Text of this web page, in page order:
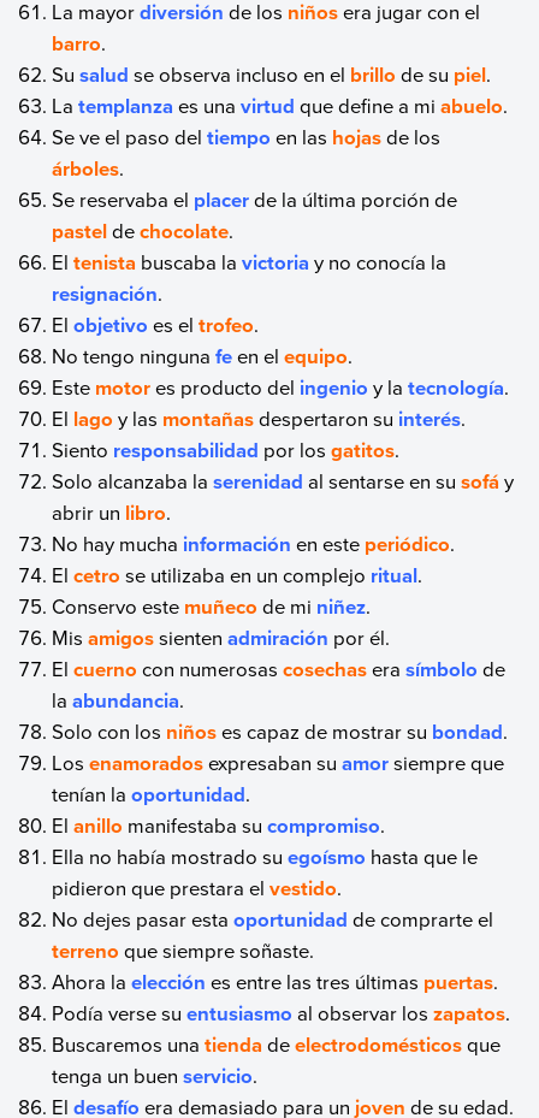
La mayordiversión de los niñosera jugar con el
barro.
Susalud se observa incluso en el brillo de su piel.
Latemplanza es unavirtud que define a miabuelo.
Se ve el paso deltiempo en las hojasde los
árboles.
Se reservaba el placerde la última porción de
pasteldechocolate.
Eltenista buscaba lavictoria y no conocía la
resignación.
Elobjetivo es eltrofeo.
No tengo ningunafeen elequipo.
Este motores producto del ingenio y latecnología.
El lago y las montañasdespertaron su interés.
Siento responsabilidad por losgatitos.
Solo alcanzaba laserenidad al sentarse en susofá y
abrir un libro.
No hay mucha información en este periódico.
Elcetro se utilizaba en un complejo ritual.
Conservo este muñeco de mi niñez.
Misamigossientenadmiración por él.
Elcuerno con numerosascosechaserasímbolo de
laabundancia.
Solo con los niñoses capaz de mostrar su bondad.
Losenamoradosexpresaban suamorsiempre que
tenían laoportunidad.
Elanillo manifestaba sucompromiso.
Ella no había mostrado suegoísmo hasta que le
pidieron que prestara elvestido.
No dejes pasar estaoportunidad de comprarte el
terreno que siempre soñaste.
Ahora laelección es entre las tres últimas puertas.
Podía verse suentusiasmo al observar loszapatos.
Buscaremos unatienda deelectrodomésticosque
tenga un buenservicio.
Eldesafío era demasiado para un joven de su edad.